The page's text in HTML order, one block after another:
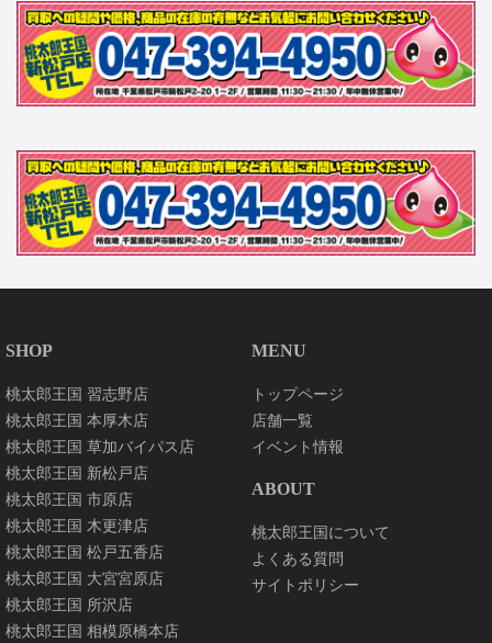
SHOP
桃太郎王国 習志野店
桃太郎王国 本厚木店
桃太郎王国 草加バイパス店
桃太郎王国 新松戸店
桃太郎王国 市原店
桃太郎王国 木更津店
桃太郎王国 松戸五香店
桃太郎王国 大宮宮原店
桃太郎王国 所沢店
桃太郎王国 相模原橋本店
MENU
トップページ
店舗一覧
イベント情報
ABOUT
桃太郎王国について
よくある質問
サイトポリシー